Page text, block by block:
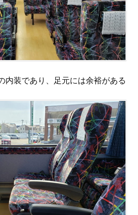
内装であり、足元には余裕がある